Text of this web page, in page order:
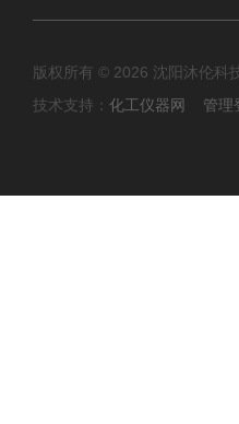
版权所有 © 2026 沈阳沐伦科
技术支持： 化工仪器网 管理